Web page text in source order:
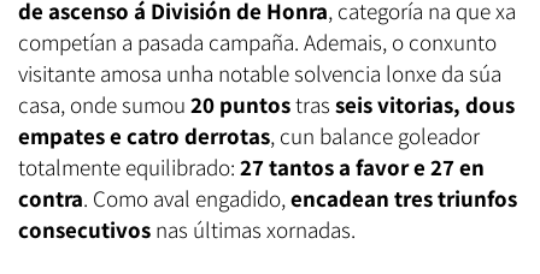
de ascenso á División de Honra, categoría na que xa
competían a pasada campaña. Ademais, o conxunto
visitante amosa unha notable solvencia lonxe da súa
casa, onde sumou 20 puntostras seis vitorias, dous
empates e catro derrotas, cun balance goleador
totalmente equilibrado: 27 tantos a favor e 27 en
contra. Como aval engadido,encadean tres triunfos
consecutivos nas últimas xornadas.